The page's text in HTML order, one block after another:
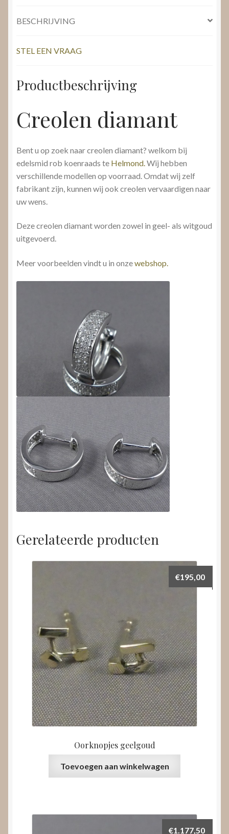
BESCHRIJVING
STEL EEN VRAAG
Productbeschrijving
Creolen diamant
Bent u op zoek naar creolen diamant? welkom bij
edelsmid rob koenraads te Helmond. Wij hebben
verschillende modellen op voorraad. Omdat wij zelf
fabrikant zijn, kunnen wij ook creolen vervaardigen naar
uw wens.
Deze creolen diamant worden zowel in geel- als witgoud
uitgevoerd.
Meer voorbeelden vindt u in onzewebshop.
Gerelateerde producten
Oorknopjes geelgoud
€195,00
Toevoegen aan winkelwagen
€1.177,50